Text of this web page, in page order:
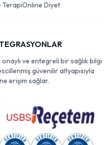
TerapiOnline Diyet
ve entegreli bir sağlık bilgi
güvenilir altyapısıyla
erişim sağlar.